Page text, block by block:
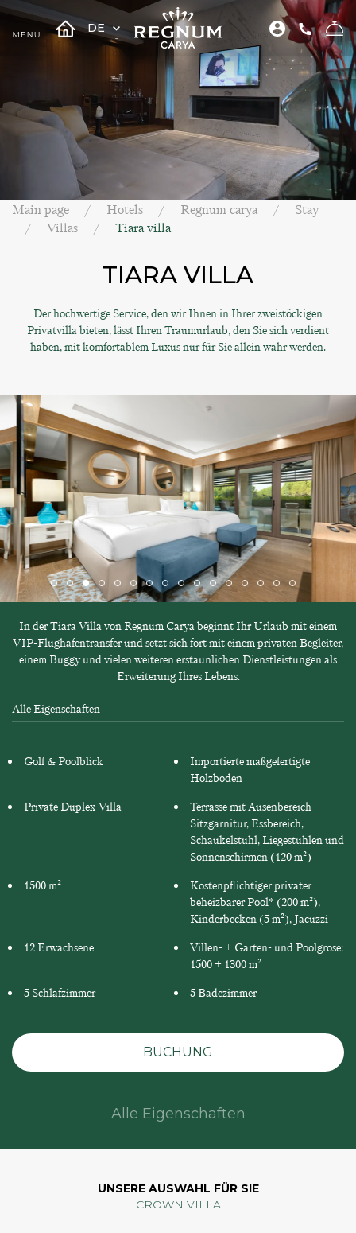
DE
Main page Hotels Regnum carya
Stay
Villas
Tiara villa
TIARA VILLA
Der hochwertige Service, den wir Ihnen in Ihrer zweistöckigen
Privatvilla bieten, lässt Ihren Traumurlaub, den Sie sich verdient
haben, mit komfortablem Luxus nur für Sie allein wahr werden.
In der Tiara Villa von Regnum Carya beginnt Ihr Urlaub mit einem
VIP-Flughafentransfer und setzt sich fort mit einem privaten Begleiter,
einem Buggy und vielen weiteren erstaunlichen Dienstleistungen als
Erweiterung Ihres Lebens.
Alle Eigenschaften
Golf & Poolblick
Importierte maßgefertigte
Holzboden
Private Duplex-Villa
Terrasse mit Ausenbereich-
Sitzgarnitur, Essbereich,
Schaukelstuhl, Liegestuhlen und
Sonnenschirmen (120 m²)
1500 m²
Kostenpflichtiger privater
beheizbarer Pool* (200 m²),
Kinderbecken (5 m²), Jacuzzi
12 Erwachsene
Villen- + Garten- und Poolgrose:
1500 + 1300 m²
5 Schlafzimmer
5 Badezimmer
BUCHUNG
Alle Eigenschaften
UNSERE AUSWAHL FÜR SIE
CROWN VILLA